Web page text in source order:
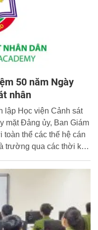
50 năm Ngày
nhân
lập Học viện Cảnh sát
mặt Đảng ủy, Ban Giám
thể các thế hệ cán
trường qua các thời kỳ